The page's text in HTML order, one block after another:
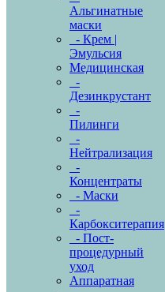
Альгинатные
маски
- Крем |
Эмульсия
Медицинская
-
Дезинкрустант
-
Пилинги
-
Нейтрализация
-
Концентраты
- Маски
-
Карбокситерапия
- Пост-
процедурный
уход
Аппаратная